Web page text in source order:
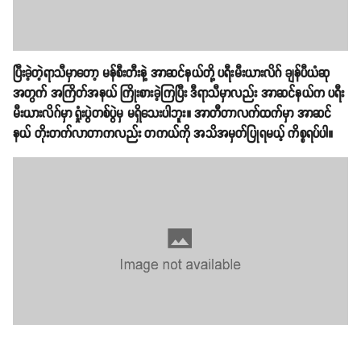
ပြီးခဲ့တဲ့ရာသီမှာတော့ မန်စီးတီးနဲ့ အာဆင်နယ်တို့ ပရီးမီးယားလိဂ် ချန်ပီယံဆု
အတွက် အကြိတ်အနယ် ကြိုးစားခဲ့ကြပြီး ဒီရာသီမှာလည်း အာဆင်နယ်က ပရီး
မီးယားလိဂ်မှာ ရှုံးပွဲတစ်ပွဲမှ မရှိသေးပါဘူး။ အာတီတာလက်ထက်မှာ အာဆင်
နယ် တိုးတက်လာတာကလည်း တကယ်ကို အသိအမှတ်ပြုရမယ့် ကိစ္စရပ်ပါ။